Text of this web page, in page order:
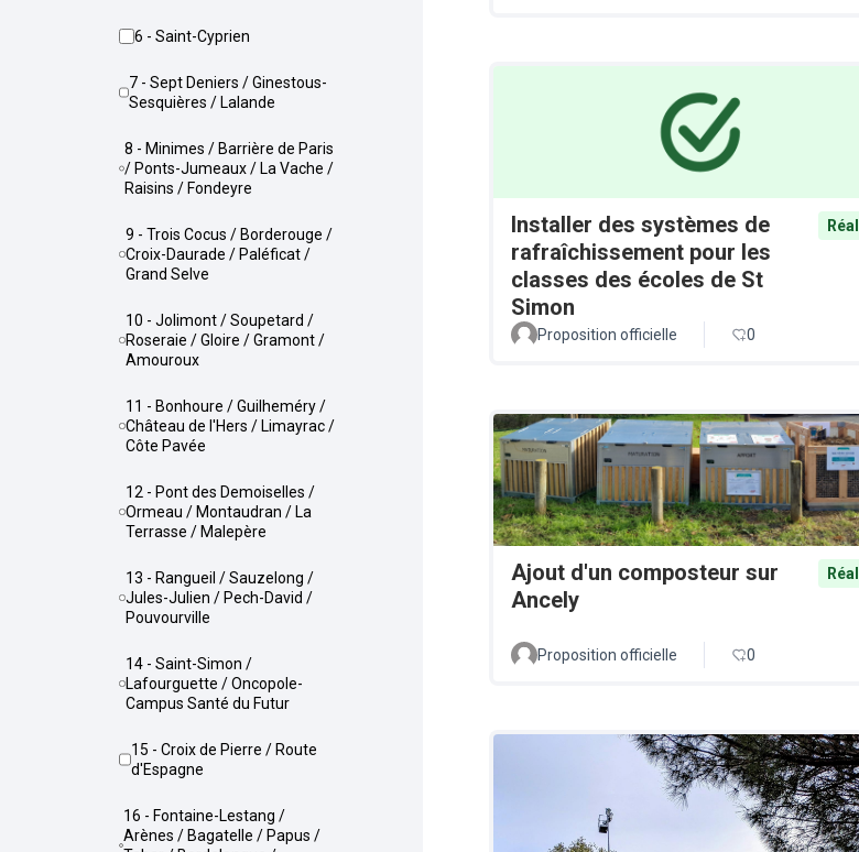
6 - Saint-Cyprien
7 - Sept Deniers / Ginestous-
Sesquières / Lalande
8 - Minimes / Barrière de Paris
/ Ponts-Jumeaux / La Vache /
Raisins / Fondeyre
9 - Trois Cocus / Borderouge /
Croix-Daurade / Paléficat /
Grand Selve
10 - Jolimont / Soupetard /
Roseraie / Gloire / Gramont /
Amouroux
11 - Bonhoure / Guilheméry /
Château de l'Hers / Limayrac /
Côte Pavée
12 - Pont des Demoiselles /
Ormeau / Montaudran / La
Terrasse / Malepère
13 - Rangueil / Sauzelong /
Jules-Julien / Pech-David /
Pouvourville
14 - Saint-Simon /
Lafourguette / Oncopole-
Campus Santé du Futur
15 - Croix de Pierre / Route
d'Espagne
16 - Fontaine-Lestang /
Arènes / Bagatelle / Papus /
Installer des systèmes de
rafraîchissement pour les
classes des écoles de St
Simon
Proposition officielle 0
Ajout d'un composteur sur
Ancely
Proposition officielle 0